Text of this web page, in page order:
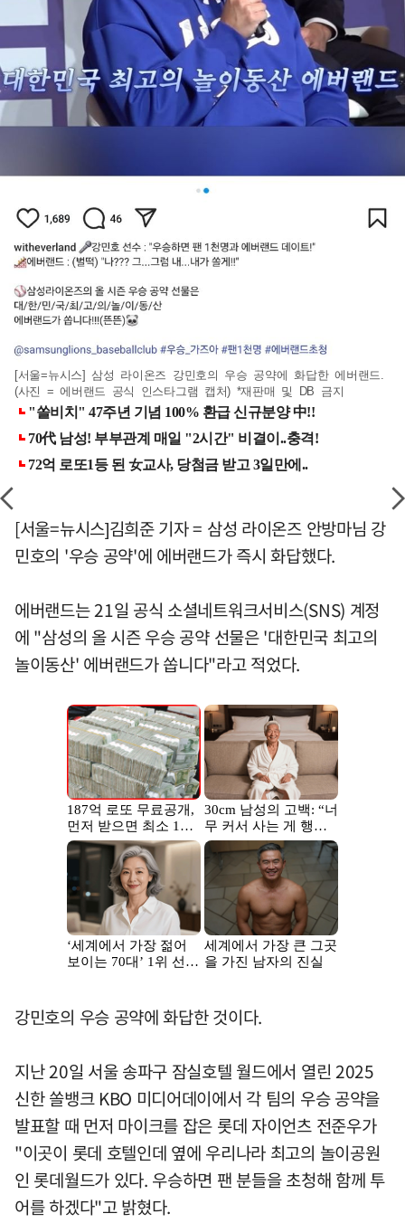
[서울=뉴시스] 삼성 라이온즈 강민호의 우승 공약에 화답한 에버랜드.
(사진 = 에버랜드 공식 인스타그램 캡처) *재판매 및 DB 금지
[서울=뉴시스]김희준 기자 = 삼성 라이온즈 안방마님 강
민호의 '우승 공약'에 에버랜드가 즉시 화답했다.
에버랜드는 21일 공식 소셜네트워크서비스(SNS) 계정
에 "삼성의 올 시즌 우승 공약 선물은 '대한민국 최고의
놀이동산' 에버랜드가 쏩니다"라고 적었다.
강민호의 우승 공약에 화답한 것이다.
지난 20일 서울 송파구 잠실호텔 월드에서 열린 2025
신한 쏠뱅크 KBO 미디어데이에서 각 팀의 우승 공약을
발표할 때 먼저 마이크를 잡은 롯데 자이언츠 전준우가
"이곳이 롯데 호텔인데 옆에 우리나라 최고의 놀이공원
인 롯데월드가 있다. 우승하면 팬 분들을 초청해 함께 투
어를 하겠다"고 밝혔다.